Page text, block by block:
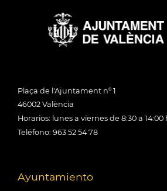
Plaça de l'Ajuntament nº 1
46002 València
Horarios: lunes a viernes de 8:30 a 14:00
Teléfono: 963 52 54 78
Ayuntamiento